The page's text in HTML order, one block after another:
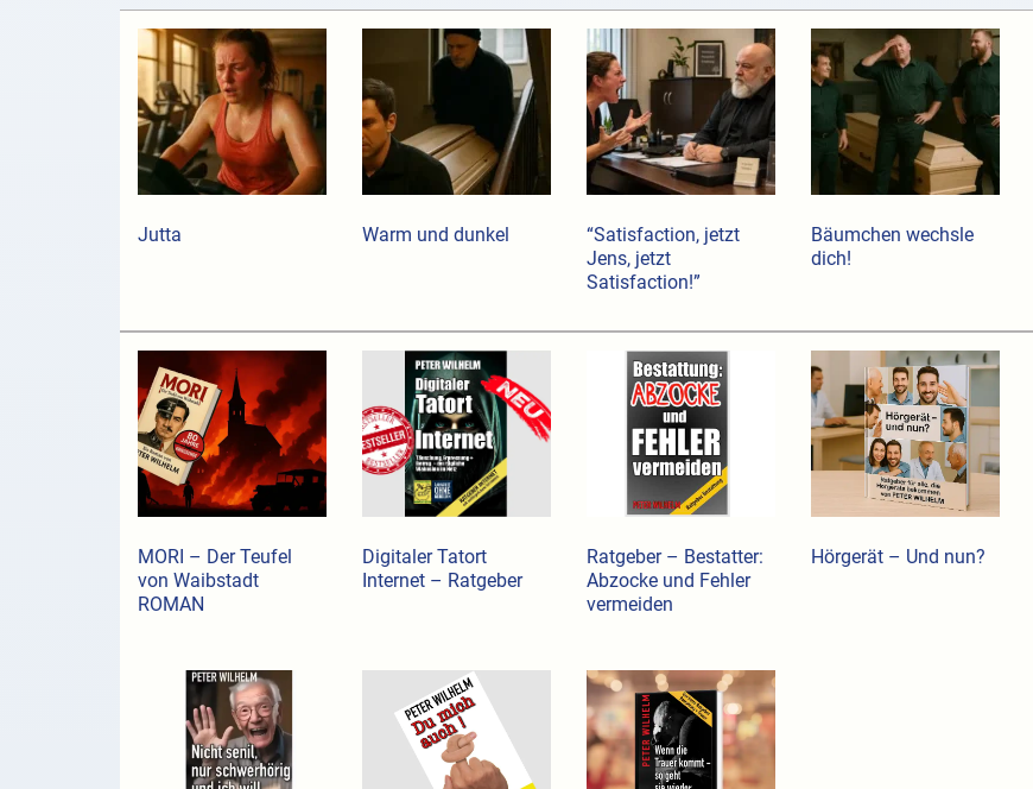
Jutta Warm und dunkel
“Satisfaction, jetzt
Jens, jetzt
Satisfaction!”
Bäumchen wechsle
dich!
MORI – Der Teufel
von Waibstadt
ROMAN
Digitaler Tatort
Internet – Ratgeber
Ratgeber – Bestatter:
Abzocke und Fehler
vermeiden
Hörgerät – Und nun?